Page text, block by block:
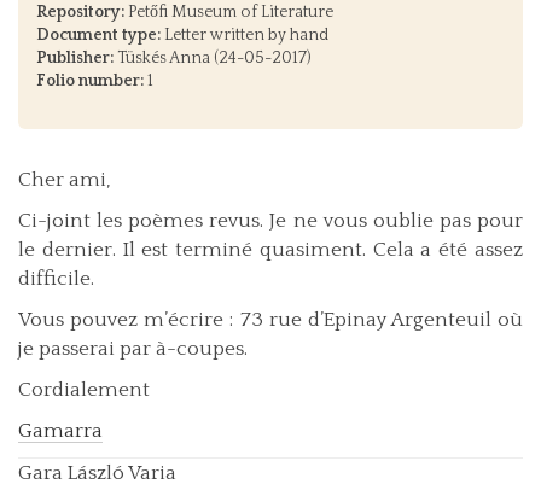
Repository: Petőfi Museum of Literature
Document type: Letter written by hand
Publisher: Tüskés Anna (24-05-2017)
Folio number:1
Cher ami,
Ci-joint les poèmes revus. Je ne vous oublie pas pour
le dernier. Il est terminé quasiment. Cela a été assez
difficile.
Vous pouvez m’écrire : 73 rue d’Epinay Argenteuil où
je passerai par à-coupes.
Cordialement
Gamarra
Gara László Varia